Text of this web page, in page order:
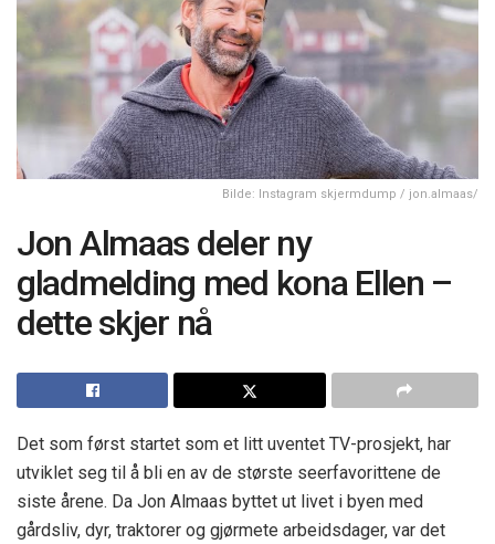
Bilde: Instagram skjermdump / jon.almaas/
Jon Almaas deler ny
gladmelding med kona Ellen –
dette skjer nå
Det som først startet som et litt uventet TV-prosjekt, har
utviklet seg til å bli en av de største seerfavorittene de
siste årene. Da Jon Almaas byttet ut livet i byen med
gårdsliv, dyr, traktorer og gjørmete arbeidsdager, var det